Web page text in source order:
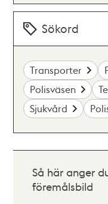
Sökord
Transporter
Polisväsen
Sjukvård
Så här anger
föremålsbild